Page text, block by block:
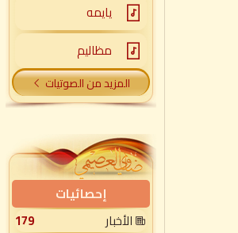
يايمه
مظاليم
المزيد من الصوتيات
إحصائيات
الأخبار
179